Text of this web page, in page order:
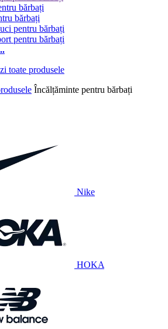
bărbați
bărbați
pentru bărbați
pentru bărbați
Încălțăminte pentru bărbați
Nike
HOKA